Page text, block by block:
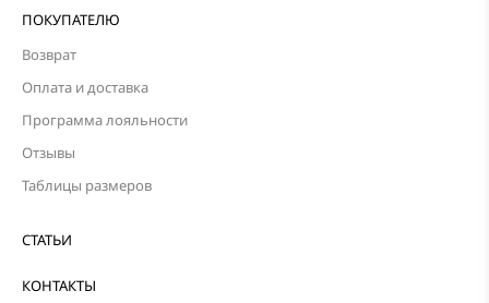
ПОКУПАТЕЛЮ
Возврат
Оплата и доставка
Программа лояльности
Отзывы
Таблицы размеров
СТАТЬИ
КОНТАКТЫ